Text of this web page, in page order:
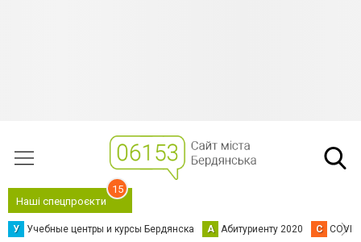
Наші спецпроєкти
15
У Учебные центры и курсы Бердянска А Абитуриенту 2020 C